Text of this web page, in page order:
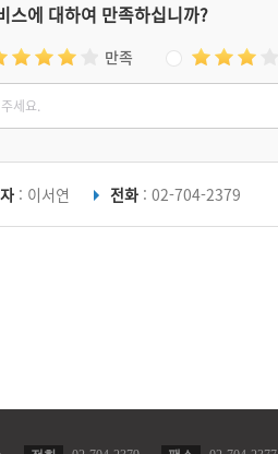
스에 대하여 만족하십니까?
만족
: 이서연 전화 : 02-704-2379